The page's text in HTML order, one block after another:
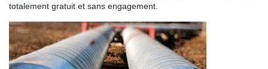
totalement gratuit et sans engagement.